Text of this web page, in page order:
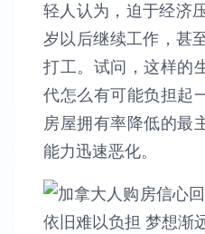
轻人认为，迫于经济
岁以后继续工作，甚
打工。试问，这样的
代怎么有可能负担起
房屋拥有率降低的最
能力迅速恶化。